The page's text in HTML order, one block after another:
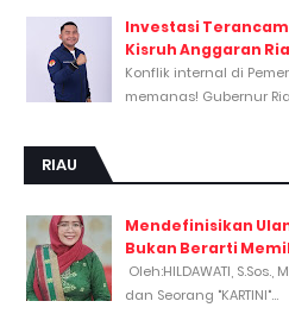
Investasi
Kisruh Anggaran
Konflik internal di
memanas! Gubernur
RIAU
Mendefinisikan
Bukan Berarti
Oleh:HILDAWATI,
dan Seorang "KARTINI"...